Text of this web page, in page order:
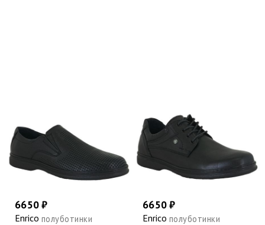
6650 ₽
Enrico полуботинки
6650 ₽
Enrico полуботинки